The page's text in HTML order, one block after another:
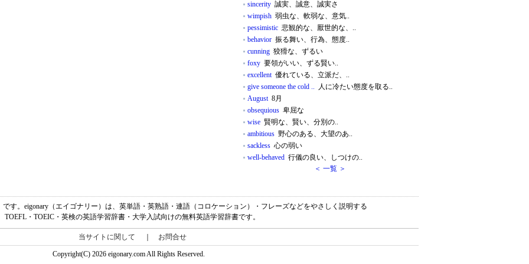
sincerity 誠実、誠意、誠実さ
wimpish 弱虫な、軟弱な、意気..
pessimistic 悲観的な、厭世的な、..
behavior 振る舞い、行為、態度..
cunning 狡猾な、ずるい
foxy 要領がいい、ずる賢い..
excellent優れている、立派だ、..
give someone the cold .. 人に冷たい態度を取る..
August8月
obsequious 卑屈な
wise 賢明な、賢い、分別の..
ambitious 野心のある、大望のあ..
sackless 心の弱い
well-behaved 行儀の良い、しつけの..
＜ 一覧 ＞
です。eigonary（エイゴナリー）は、英単語・英熟語・連語（コロケーション）・フレーズなどをやさしく説明する
TOEFL・TOEIC・英検の英語学習辞書・大学入試向けの無料英語学習辞書です。
当サイトに関して お問合せ
Copyright(C) 2026 eigonary.com All Rights Reserved.